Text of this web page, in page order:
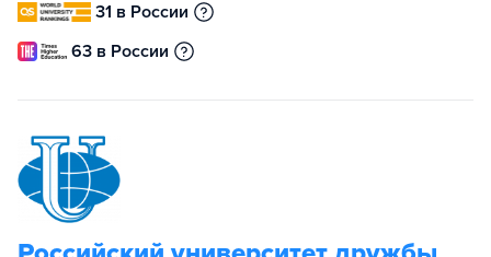
31 в России
63 в России